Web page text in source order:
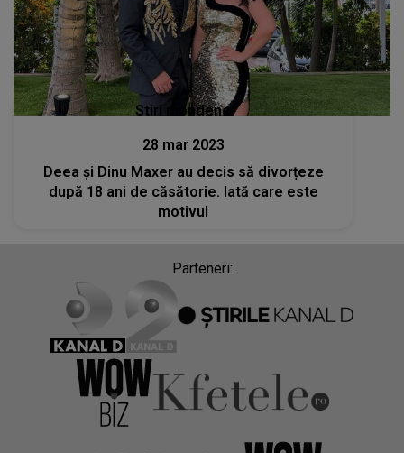
Stiri mondene
28 mar 2023
Deea și Dinu Maxer au decis să divorțeze
după 18 ani de căsătorie. Iată care este
motivul
Parteneri: